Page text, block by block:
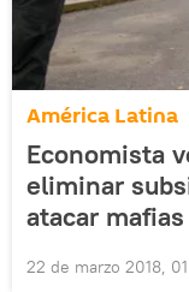
América Latina
Economista
eliminar
atacar mafias
22 de marzo 2018,